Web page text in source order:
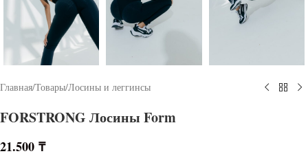
Главная/Товары/Лосины и леггинсы
FORSTRONG Лосины Form
21.500 ₸